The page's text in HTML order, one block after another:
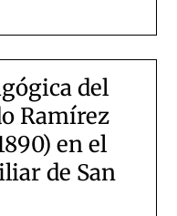
del
Ramírez
en el
de San